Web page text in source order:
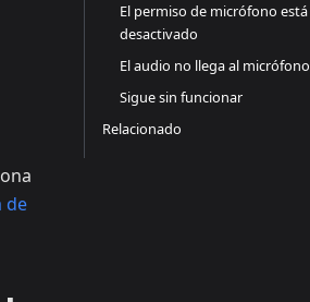
de
El permiso de micrófono está
desactivado
El audio no llega al micrófono
Sigue sin funcionar
Relacionado